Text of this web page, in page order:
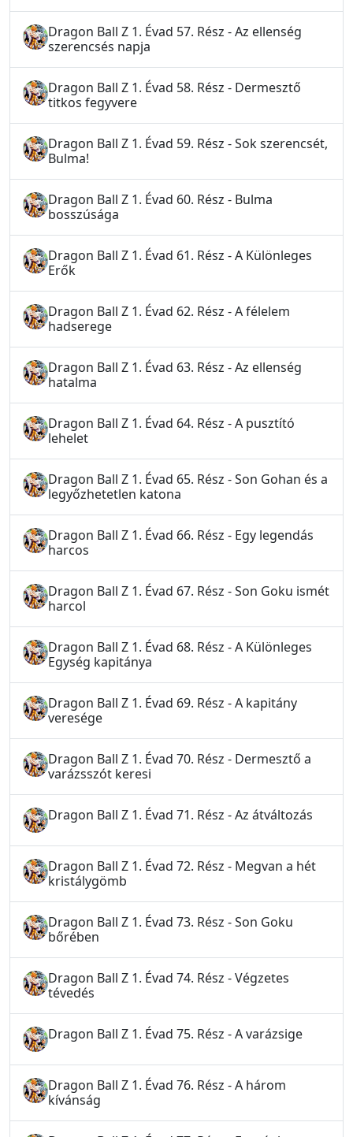
Dragon Ball Z 1. Évad 57. Rész - Az ellenség
szerencsés napja
Dragon Ball Z 1. Évad 58. Rész - Dermesztő
titkos fegyvere
Dragon Ball Z 1. Évad 59. Rész - Sok szerencsét,
Bulma!
Dragon Ball Z 1. Évad 60. Rész - Bulma
bosszúsága
Dragon Ball Z 1. Évad 61. Rész - A Különleges
Erők
Dragon Ball Z 1. Évad 62. Rész - A félelem
hadserege
Dragon Ball Z 1. Évad 63. Rész - Az ellenség
hatalma
Dragon Ball Z 1. Évad 64. Rész - A pusztító
lehelet
Dragon Ball Z 1. Évad 65. Rész - Son Gohan és a
legyőzhetetlen katona
Dragon Ball Z 1. Évad 66. Rész - Egy legendás
harcos
Dragon Ball Z 1. Évad 67. Rész - Son Goku ismét
harcol
Dragon Ball Z 1. Évad 68. Rész - A Különleges
Egység kapitánya
Dragon Ball Z 1. Évad 69. Rész - A kapitány
veresége
Dragon Ball Z 1. Évad 70. Rész - Dermesztő a
varázsszót keresi
Dragon Ball Z 1. Évad 71. Rész - Az átváltozás
Dragon Ball Z 1. Évad 72. Rész - Megvan a hét
kristálygömb
Dragon Ball Z 1. Évad 73. Rész - Son Goku
bőrében
Dragon Ball Z 1. Évad 74. Rész - Végzetes
tévedés
Dragon Ball Z 1. Évad 75. Rész - A varázsige
Dragon Ball Z 1. Évad 76. Rész - A három
kívánság